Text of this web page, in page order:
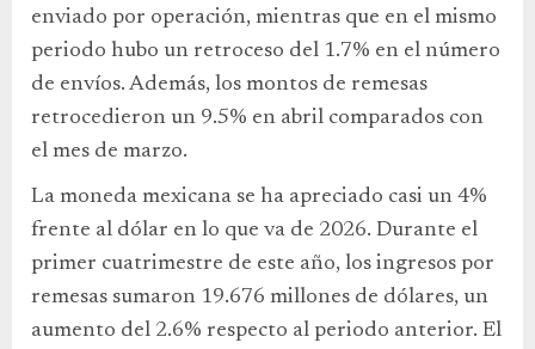
enviado por operación, mientras que en el mismo
periodo hubo un retroceso del 1.7% en el número
de envíos. Además, los montos de remesas
retrocedieron un 9.5% en abril comparados con
el mes de marzo.
La moneda mexicana se ha apreciado casi un 4%
frente al dólar en lo que va de 2026. Durante el
primer cuatrimestre de este año, los ingresos por
remesas sumaron 19.676 millones de dólares, un
aumento del 2.6% respecto al periodo anterior. El